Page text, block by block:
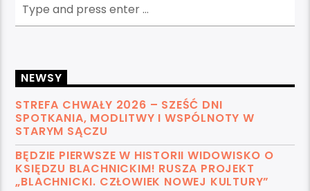
NEWSY
STREFA CHWAŁY 2026 – SZEŚĆ DNI
SPOTKANIA, MODLITWY I WSPÓLNOTY W
STARYM SĄCZU
BĘDZIE PIERWSZE W HISTORII WIDOWISKO O
KSIĘDZU BLACHNICKIM! RUSZA PROJEKT
„BLACHNICKI. CZŁOWIEK NOWEJ KULTURY”